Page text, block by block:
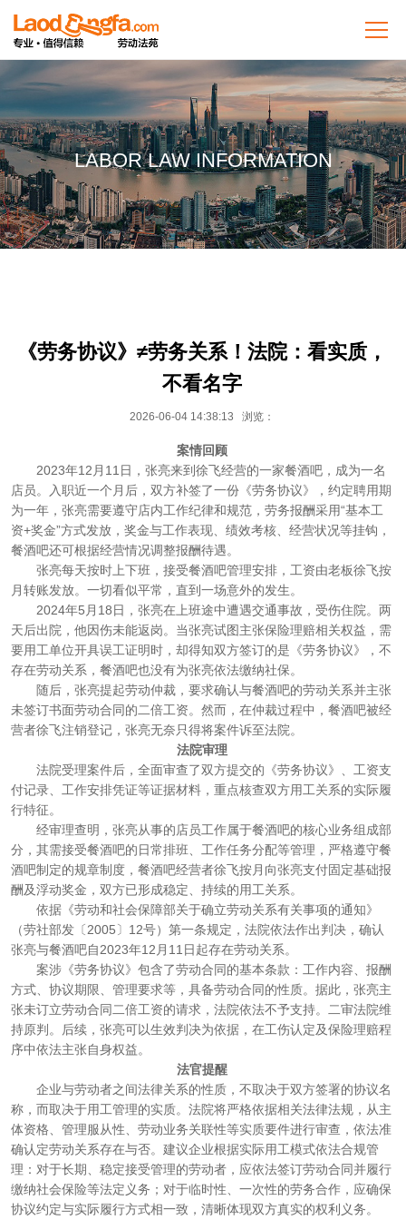
LABOR LAW INFORMATION
《劳务协议》≠劳务关系！法院：看实质，
不看名字
2026-06-04 14:38:13 浏览：
案情回顾
2023年12月11日，张亮来到徐飞经营的一家餐酒吧，成为一名
店员。入职近一个月后，双方补签了一份《劳务协议》，约定聘用期
为一年，张亮需要遵守店内工作纪律和规范，劳务报酬采用“基本工
资+奖金”方式发放，奖金与工作表现、绩效考核、经营状况等挂钩，
餐酒吧还可根据经营情况调整报酬待遇。
张亮每天按时上下班，接受餐酒吧管理安排，工资由老板徐飞按
月转账发放。一切看似平常，直到一场意外的发生。
2024年5月18日，张亮在上班途中遭遇交通事故，受伤住院。两
天后出院，他因伤未能返岗。当张亮试图主张保险理赔相关权益，需
要用工单位开具误工证明时，却得知双方签订的是《劳务协议》，不
存在劳动关系，餐酒吧也没有为张亮依法缴纳社保。
随后，张亮提起劳动仲裁，要求确认与餐酒吧的劳动关系并主张
未签订书面劳动合同的二倍工资。然而，在仲裁过程中，餐酒吧被经
营者徐飞注销登记，张亮无奈只得将案件诉至法院。
法院审理
法院受理案件后，全面审查了双方提交的《劳务协议》、工资支
付记录、工作安排凭证等证据材料，重点核查双方用工关系的实际履
行特征。
经审理查明，张亮从事的店员工作属于餐酒吧的核心业务组成部
分，其需接受餐酒吧的日常排班、工作任务分配等管理，严格遵守餐
酒吧制定的规章制度，餐酒吧经营者徐飞按月向张亮支付固定基础报
酬及浮动奖金，双方已形成稳定、持续的用工关系。
依据《劳动和社会保障部关于确立劳动关系有关事项的通知》
（劳社部发〔2005〕12号）第一条规定，法院依法作出判决，确认
张亮与餐酒吧自2023年12月11日起存在劳动关系。
案涉《劳务协议》包含了劳动合同的基本条款：工作内容、报酬
方式、协议期限、管理要求等，具备劳动合同的性质。据此，张亮主
张未订立劳动合同二倍工资的请求，法院依法不予支持。二审法院维
持原判。后续，张亮可以生效判决为依据，在工伤认定及保险理赔程
序中依法主张自身权益。
法官提醒
企业与劳动者之间法律关系的性质，不取决于双方签署的协议名
称，而取决于用工管理的实质。法院将严格依据相关法律法规，从主
体资格、管理服从性、劳动业务关联性等实质要件进行审查，依法准
确认定劳动关系存在与否。建议企业根据实际用工模式依法合规管
理：对于长期、稳定接受管理的劳动者，应依法签订劳动合同并履行
缴纳社会保险等法定义务；对于临时性、一次性的劳务合作，应确保
协议约定与实际履行方式相一致，清晰体现双方真实的权利义务。